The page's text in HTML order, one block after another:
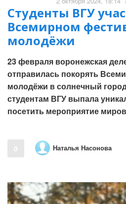
Студенты ВГУ
Всемирном
молодёжи
23 февраля воронежская
отправилась покорять
молодёжи в солнечный
студентам ВГУ выпала
посетить мероприятие
0 Наталья Насонова